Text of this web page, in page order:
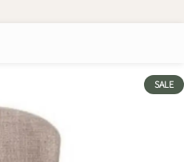
SALE